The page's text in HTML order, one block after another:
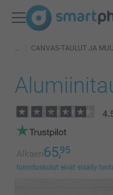
CANVAS-TAULUT JA
Alkaen65,95
toimituskulut eivät sisälly